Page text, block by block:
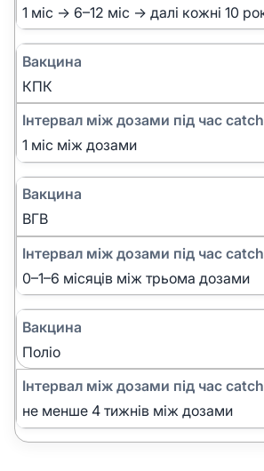
1 міс → 6–12 міс → далі кожні 10
Вакцина
КПК
Інтервал між дозами під час
1 міс між дозами
Вакцина
ВГВ
Інтервал між дозами під час
0–1–6 місяців між трьома дозами
Вакцина
Поліо
Інтервал між дозами під час
не менше 4 тижнів між дозами